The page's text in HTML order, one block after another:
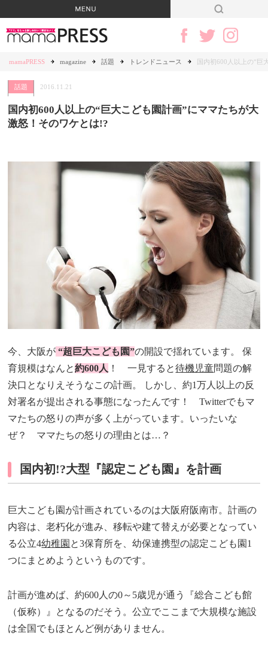
mamaPRESS magazine 話題 トレンドニュース 国内初600人以上の“巨
話題 2016.11.21
国内初600人以上の“巨大こども園計画”にママたちが大
激怒！そのワケとは!?
今、大阪が “超巨大こども園”の開設で揺れています。 保
育規模はなんと約600人 ！ 一見すると待機児童問題の解
決口となりえそうなこの計画。 しかし、約1万人以上の反
対署名が提出される事態になったんです！ Twitterでもマ
マたちの怒りの声が多く上がっています。いったいな
ぜ？ ママたちの怒りの理由とは…？
国内初!?大型『認定こども園』を計画
巨大こども園が計画されているのは大阪府阪南市。計画の
内容は、老朽化が進み、移転や建て替えが必要となってい
る公立4幼稚園 と3保育所を、幼保連携型の認定こども園1
つにまとめようというものです。
計画が進めば、約600人の0～5歳児が通う『総合こども館
（仮称）』となるのだそう。公立でここまで大規模な施設
は全国でもほとんど例がありません。